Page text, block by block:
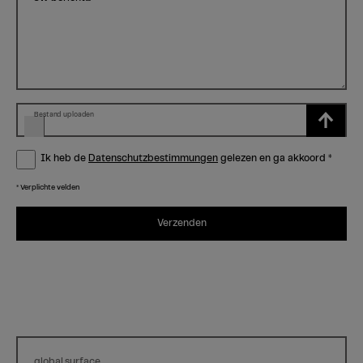
Bestand uploaden
Ik heb de Datenschutzbestimmungen gelezen en ga akkoord *
* Verplichte velden
Verzenden